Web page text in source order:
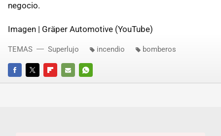
negocio.
Imagen | Gräper Automotive (YouTube)
FACEBOOKTWITTERFLIPBOARD
E-
WHATSAPP
TEMAS Superlujo incendio bomberos